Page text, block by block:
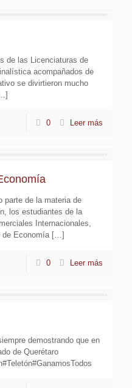
de las Licenciaturas de
acompañados de
se divirtieron mucho
0 Leer más
parte de la materia de
los estudiantes de la
Internacionales,
de Economía […]
0 Leer más
demostrando que en
de Querétaro